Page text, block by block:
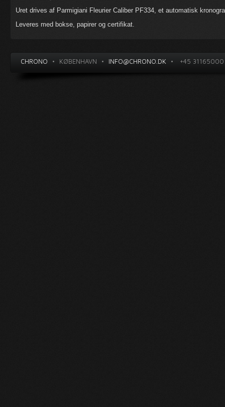
Uret drives af Parmigiani Fleurier Caliber PF334, et automatisk
Leveres med bokse, papirer og certifikat.
CHRONO • KØBENHAVN • INFO@CHRONO.DK • +45 31165000